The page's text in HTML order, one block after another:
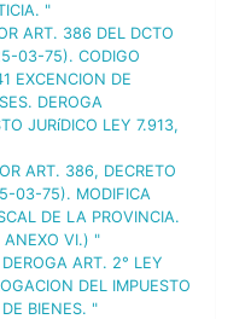
"
ART. 386 DEL DCTO
03-75). CODIGO
EXCENCION DE
DEROGA
JURíDICO LEY 7.913,
ART. 386, DECRETO
03-75). MODIFICA
DE LA PROVINCIA.
ANEXO VI.) "
ART. 2° LEY
DEL IMPUESTO
BIENES. "